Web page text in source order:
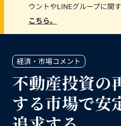
ウントやLINEグループに関
こちら。
経済・市場コメント
不動産投資の
する市場で安